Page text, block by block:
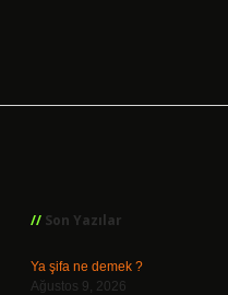
Son Yazılar
Ya şifa ne demek ?
Ağustos 9, 2026